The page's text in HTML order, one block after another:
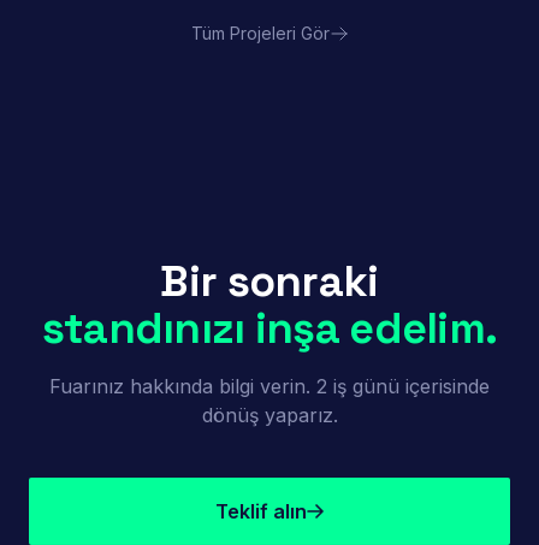
Porland | FHA HORECATüm Projeleri Gör
Bir sonraki
standınızı inşa edelim.
Fuarınız hakkında bilgi verin. 2 iş günü içerisinde
dönüş yaparız.
Teklif alın